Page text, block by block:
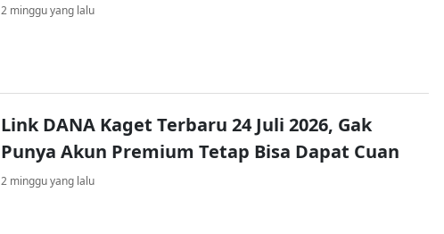
2 minggu yang lalu
Link DANA Kaget Terbaru 24 Juli 2026, Gak
Punya Akun Premium Tetap Bisa Dapat Cuan
2 minggu yang lalu